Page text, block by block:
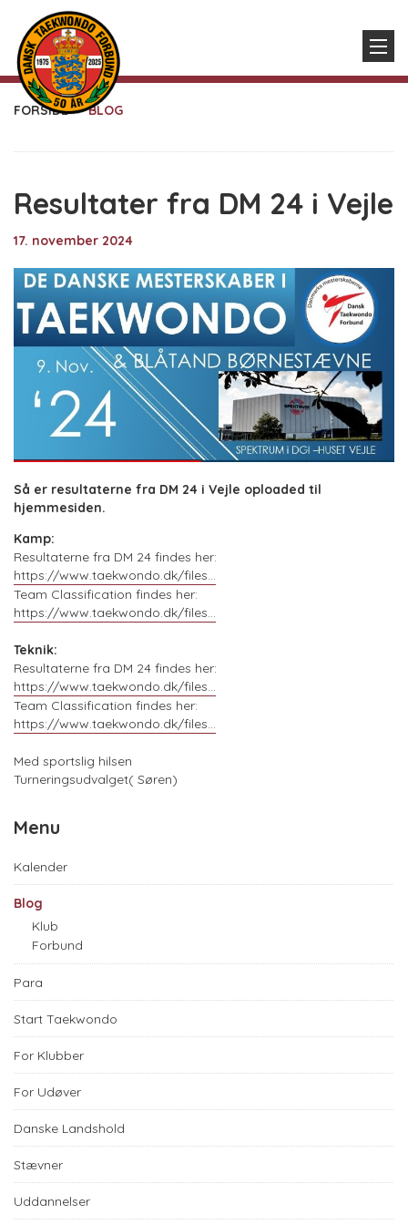
FORSIDE BLOG
Resultater fra DM 24 i Vejle
17. november 2024
Så er resultaterne fra DM 24 i Vejle oploaded til
hjemmesiden.
Kamp:
Resultaterne fra DM 24 findes her:
https://www.taekwondo.dk/files...
Team Classification findes her:
https://www.taekwondo.dk/files...
Teknik:
Resultaterne fra DM 24 findes her:
https://www.taekwondo.dk/files...
Team Classification findes her:
https://www.taekwondo.dk/files...
Med sportslig hilsen
Turneringsudvalget( Søren)
Menu
Kalender
Blog
Klub
Forbund
Para
Start Taekwondo
For Klubber
For Udøver
Danske Landshold
Stævner
Uddannelser